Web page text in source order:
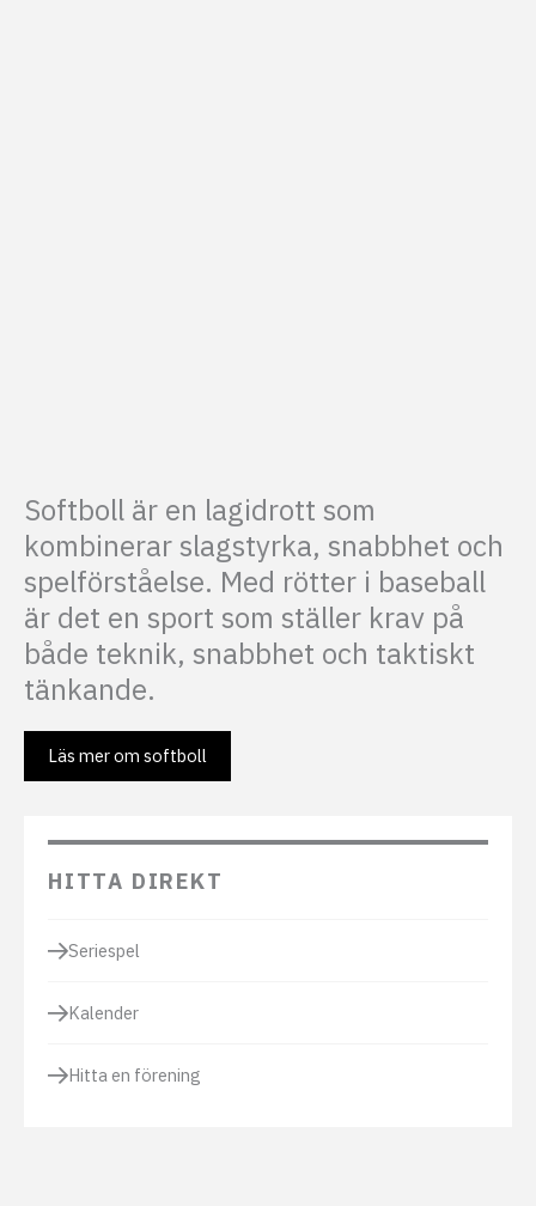
Softboll är en lagidrott som
kombinerar slagstyrka, snabbhet och
spelförståelse. Med rötter i baseball
är det en sport som ställer krav på
både teknik, snabbhet och taktiskt
tänkande.
Läs mer om softboll
HITTA DIREKT
Seriespel
Kalender
Hitta en förening